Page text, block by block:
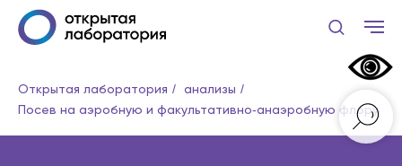
Открытая лаборатория / анализы /
Посев на аэробную и факультативно‑анаэробную флору